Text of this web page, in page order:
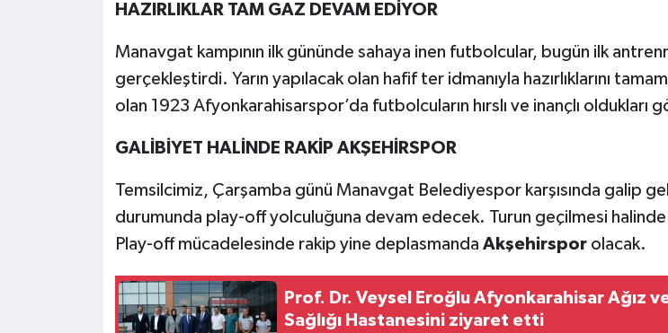
HAZIRLIKLAR TAM GAZ DEVAM EDİYOR
Manavgat kampının ilk gününde sahaya inen futbolcular, bugün ilk
gerçekleştirdi. Yarın yapılacak olan hafif ter idmanıyla hazırlıklarını
olan 1923 Afyonkarahisarspor’da futbolcuların hırslı ve inançlı oldukları
GALİBİYET HALİNDE RAKİP AKŞEHİRSPOR
Temsilcimiz, Çarşamba günü Manavgat Belediyespor karşısında galip
durumunda play-off yolculuğuna devam edecek. Turun geçilmesi
Play-off mücadelesinde rakip yine deplasmanda Akşehirsporolacak.
Prof. Dr. Veysel Eroğlu Afyonkarahisar Ağız
Sağlığı Hastanesini ziyaret etti